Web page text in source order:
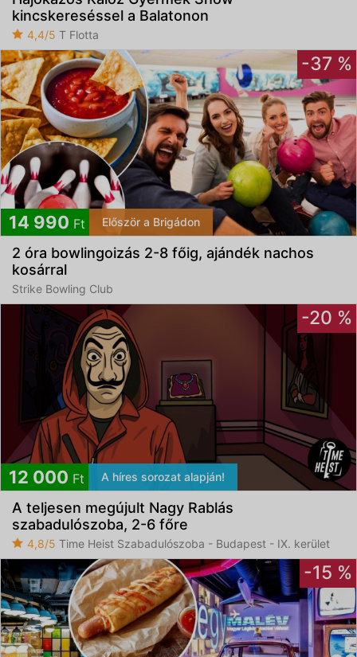
kincskereséssel a Balatonon
4,4/5 T Flotta
-37 %
14 990 Ft Először a Brigádon
2 óra bowlingoizás 2-8 főig, ajándék nachos
kosárral
Strike Bowling Club
-20 %
12 000 Ft A híres sorozat alapján!
A teljesen megújult Nagy Rablás
szabadulószoba, 2-6 főre
4,8/5 Time Heist Szabadulószoba - Budapest - IX. kerület
-15 %